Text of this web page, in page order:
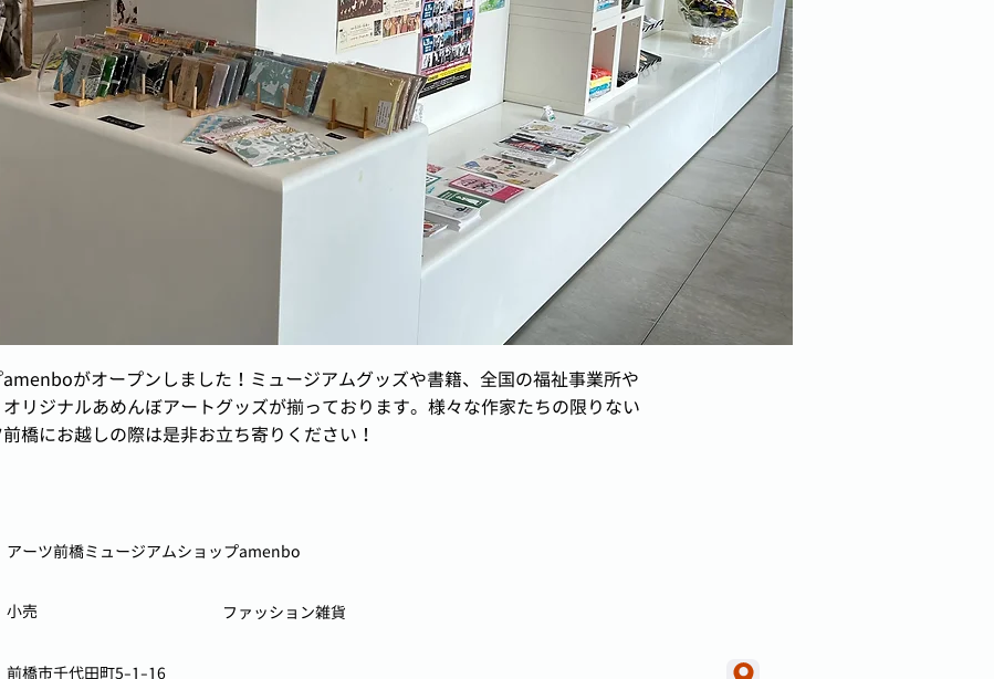
がオープンしました！ミュージアムグッズや書籍、全国の福祉事業所や
リジナルあめんぼアートグッズが揃っております。様々な作家たちの限りない
橋にお越しの際は是非お立ち寄りください！
アーツ前橋ミュージアムショップamenbo
小売 ファッション雑貨
前橋市千代田町5-1-16